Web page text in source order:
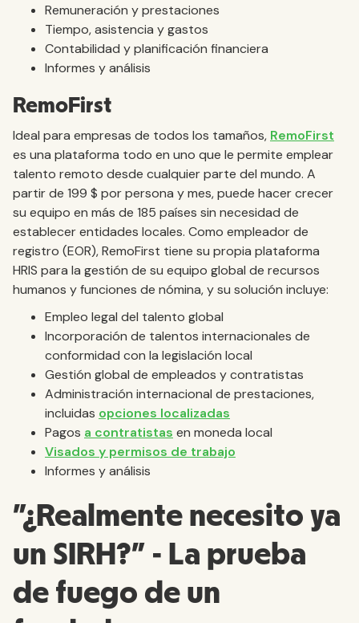
Remuneración y prestaciones
Tiempo, asistencia y gastos
Contabilidad y planificación financiera
Informes y análisis
RemoFirst
Ideal para empresas de todos los tamaños, RemoFirst
es una plataforma todo en uno que le permite emplear
talento remoto desde cualquier parte del mundo. A
partir de 199 $ por persona y mes, puede hacer crecer
su equipo en más de 185 países sin necesidad de
establecer entidades locales. Como empleador de
registro (EOR), RemoFirst tiene su propia plataforma
HRIS para la gestión de su equipo global de recursos
humanos y funciones de nómina, y su solución incluye:
Empleo legal del talento global
Incorporación de talentos internacionales de
conformidad con la legislación local
Gestión global de empleados y contratistas
Administración internacional de prestaciones,
incluidas opciones localizadas
Pagos a contratistas en moneda local
Visados y permisos de trabajo
Informes y análisis
"¿Realmente necesito ya
un SIRH?" - La prueba
de fuego de un